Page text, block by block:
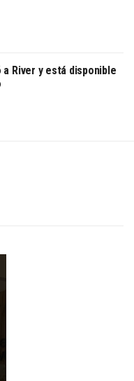
River y está disponible